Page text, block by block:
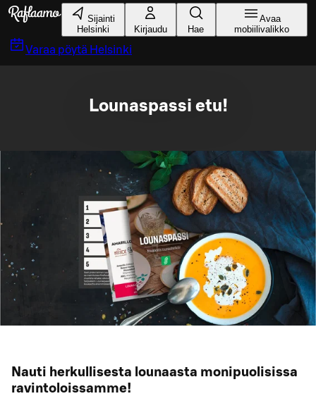
Siirry pääsisältöön
Sijainti
Helsinki
Kirjaudu Hae
Avaa
mobiilivalikko
Varaa pöytä Helsinki
Lounaspassi etu!
Nauti herkullisesta lounaasta monipuolisissa
ravintoloissamme!